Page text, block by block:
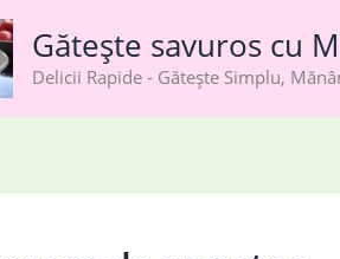
Gătește savuros cu
Delicii Rapide - Gătește Simplu,